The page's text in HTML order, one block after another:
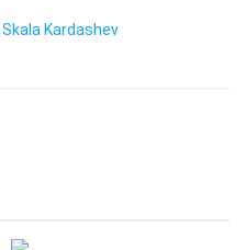
Kardashev